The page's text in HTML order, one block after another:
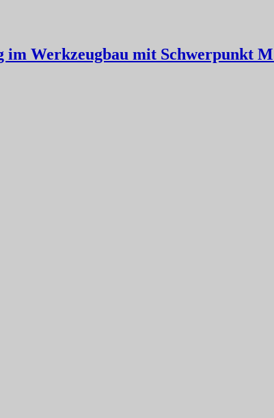
Werkzeugbau mit Schwerpunkt